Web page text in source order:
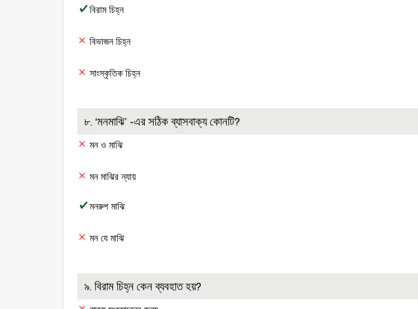
বিরাম চিহ্ন
বিভাজন চিহ্ন
সাংস্কৃতিক চিহ্ন
৮. ‘মনমাঝি’ -এর সঠিক ব্যাসবাক্য কোনটি?
মন ও মাঝি
মন মাঝির ন্যায়
মনরুপ মাঝি
মন যে মাঝি
৯. বিরাম চিহ্ন কেন ব্যবহাত হয়?